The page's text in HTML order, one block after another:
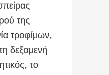
της
τροφίμων,
δεξαμενή
το